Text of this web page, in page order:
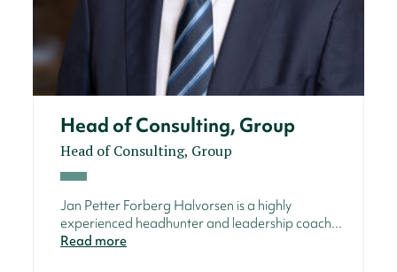
Head of Consulting, Group
Head of Consulting, Group
Jan Petter Forberg Halvorsen is a highly
experienced headhunter and leadership coach...
Read more